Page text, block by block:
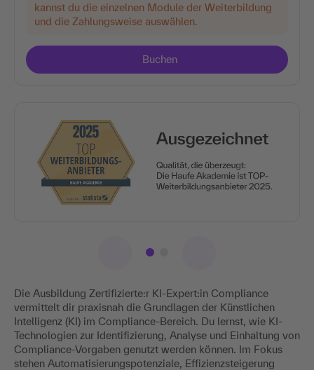
Die Ausbildung Zertifizierte:r KI-Expert:in Compliance
vermittelt dir praxisnah die Grundlagen der Künstlichen
Intelligenz (KI) im Compliance-Bereich. Du lernst, wie KI-
Technologien zur Identifizierung, Analyse und Einhaltung von
Compliance-Vorgaben genutzt werden können. Im Fokus
stehen Automatisierungspotenziale, Effizienzsteigerung
kannst du die einzelnen Module der Weiterbildung
und die Zahlungsweise auswählen.